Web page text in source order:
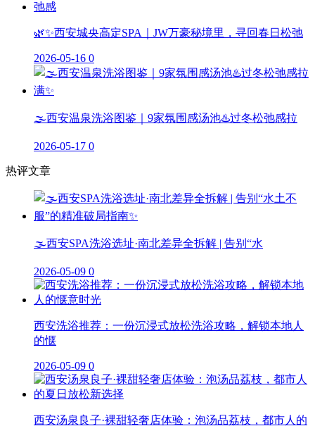
🌿✨西安城央高定SPA｜JW万豪秘境里，寻回春日松弛
2026-05-16 0
🌫️西安温泉洗浴图鉴｜9家氛围感汤池♨️过冬松弛感拉
2026-05-17 0
热评文章
🌫️西安SPA洗浴选址·南北差异全拆解 | 告别“水
2026-05-09 0
西安洗浴推荐：一份沉浸式放松洗浴攻略，解锁本地人
的惬
2026-05-09 0
西安汤泉良子·裸甜轻奢店体验：泡汤品荔枝，都市人的